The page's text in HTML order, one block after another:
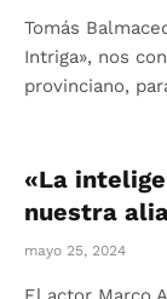
Tomás
Intriga», nos
provinciano,
«La
nuestra
mayo 25, 2024